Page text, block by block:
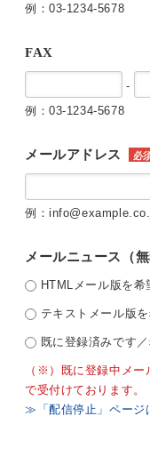
例：03-1234-5678
FAX
-
例：03-1234-5678
メールアドレス 必
例：
メールニュース（無
HTMLメール版を希
テキストメール版
既に登録済みです
（※）既に登録中メ
で受付けております。
≫「配信停止」ページ